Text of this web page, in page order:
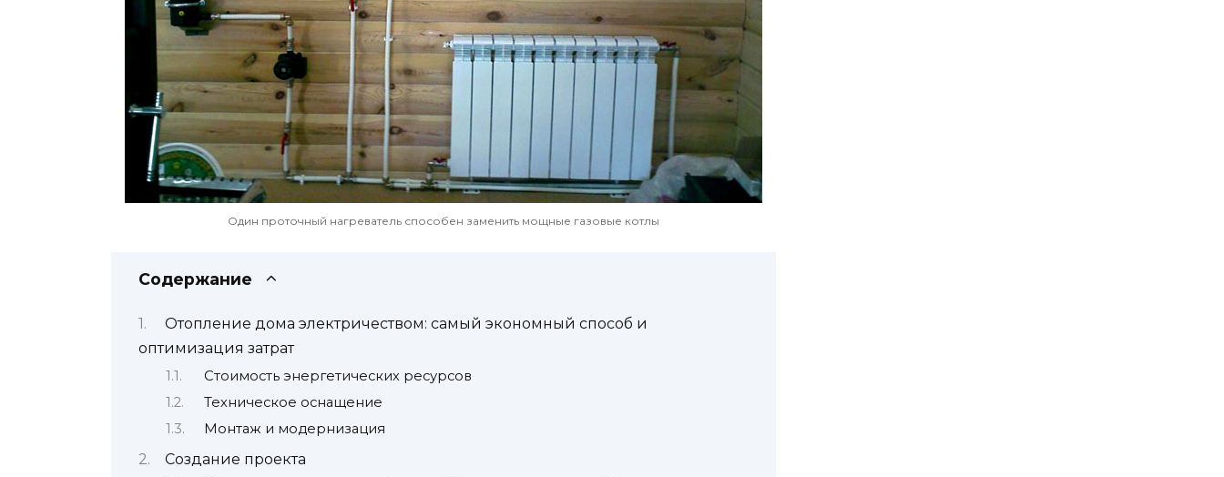
Один проточный нагреватель способен заменить мощные газовые котлы
Содержание
Отопление дома электричеством: самый экономный способ и
оптимизация затрат
Стоимость энергетических ресурсов
Техническое оснащение
Монтаж и модернизация
Создание проекта